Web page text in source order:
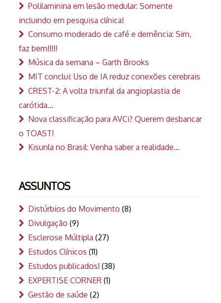
Polilaminina em lesão medular: Somente
incluindo em pesquisa clínica!
Consumo moderado de café e demência: Sim,
faz bem!!!!!
Música da semana – Garth Brooks
MIT conclui: Uso de IA reduz conexões cerebrais
CREST-2: A volta triunfal da angioplastia de
carótida…
Nova classificação para AVCi? Querem desbancar
o TOAST!
Kisunla no Brasil: Venha saber a realidade…
ASSUNTOS
Distúrbios do Movimento (8)
Divulgação (9)
Esclerose Múltipla (27)
Estudos Clínicos (11)
Estudos publicados! (38)
EXPERTISE CORNER (1)
Gestão de saúde (2)